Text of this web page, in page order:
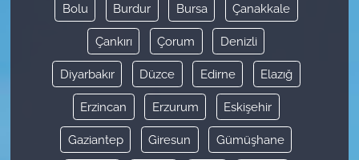
Bolu Burdur Bursa Çanakkale
Çankırı Çorum Denizli
Diyarbakır Düzce Edirne Elazığ
Erzincan Erzurum Eskişehir
Gaziantep Giresun Gümüşhane